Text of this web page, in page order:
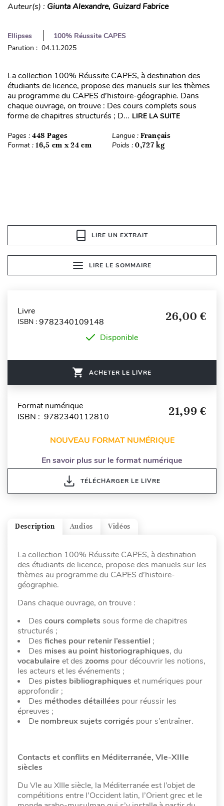
Auteur(s) : Giunta Alexandre, Guizard Fabrice
Ellipses
100% Réussite CAPES
Parution : 04.11.2025
La collection 100% Réussite CAPES, à destination des
étudiants de licence, propose des manuels sur les thèmes
au programme du CAPES d’histoire-géographie. Dans
chaque ouvrage, on trouve : Des cours complets sous
forme de chapitres structurés ; D... LIRE LA SUITE
Pages : 448 Pages Langue : Français
Format : 16,5 cm x 24 cm Poids : 0,727 kg
LIRE UN EXTRAIT
LIRE LE SOMMAIRE
Livre
ISBN : 9782340109148 26,00 €
Disponible
ACHETER LE LIVRE
Format numérique
ISBN : 9782340112810
21,99 €
NOUVEAU FORMAT NUMÉRIQUE
En savoir plus sur le format numérique
TÉLÉCHARGER LE LIVRE
Vidéos
Audios
Description
La collection 100% Réussite CAPES, à destination
des étudiants de licence, propose des manuels sur les
thèmes au programme du CAPES d’histoire-
géographie.
Dans chaque ouvrage, on trouve :
Des cours complets sous forme de chapitres
structurés ;
Des fiches pour retenir l’essentiel ;
Des mises au point historiographiques, du
vocabulaire et des zooms pour découvrir les notions,
les acteurs et les événements ;
Des pistes bibliographiques et numériques pour
approfondir ;
Des méthodes détaillées pour réussir les
épreuves ;
De nombreux sujets corrigés pour s’entraîner.
Contacts et conflits en Méditerranée, VIe-XIIIe
siècles
Du VIe au XIIIe siècle, la Méditerranée est l’objet de
compétitions entre l’Occident latin, l’Orient grec et le